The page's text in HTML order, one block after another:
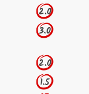
2.0
3.0
2.0
1.5